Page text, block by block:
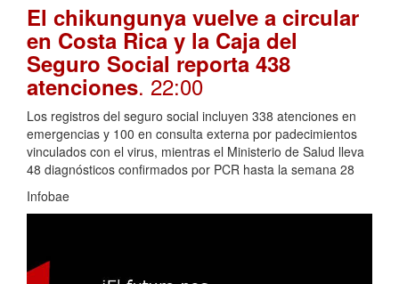
El chikungunya vuelve a circular
en Costa Rica y la Caja del
Seguro Social reporta 438
atenciones. 22:00
Los registros del seguro social incluyen 338 atenciones en
emergencias y 100 en consulta externa por padecimientos
vinculados con el virus, mientras el Ministerio de Salud lleva
48 diagnósticos confirmados por PCR hasta la semana 28
Infobae